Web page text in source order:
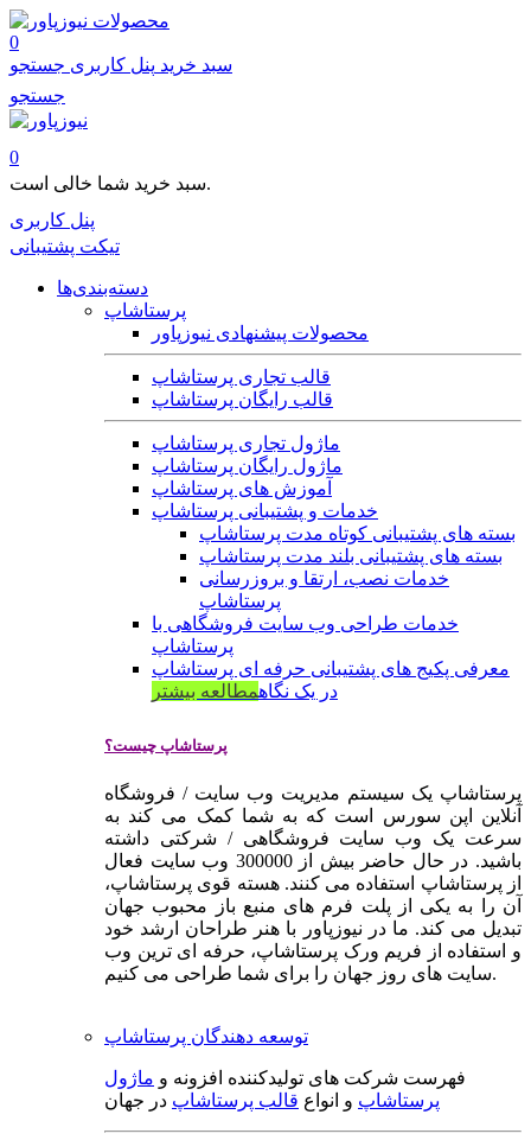
محصولات
0
سبد خرید پنل کاربری جستجو
جستجو
0
سبد خرید شما خالی است.
پنل کاربری
تیکت پشتیبانی
دسته‌بندی‌ها
پرستاشاپ
محصولات پیشنهادی نیوزپاور
قالب تجاری پرستاشاپ
قالب رایگان پرستاشاپ
ماژول تجاری پرستاشاپ
ماژول رایگان پرستاشاپ
آموزش های پرستاشاپ
خدمات و پشتیبانی پرستاشاپ
بسته های پشتیبانی کوتاه مدت پرستاشاپ
بسته های پشتیبانی بلند مدت پرستاشاپ
خدمات نصب، ارتقا و بروزرسانی
پرستاشاپ
خدمات طراحی وب سایت فروشگاهی با
پرستاشاپ
معرفی پکیج های پشتیبانی حرفه ای پرستاشاپ
در یک نگاهمطالعه بیشتر
پرستاشاپ چیست؟
پرستاشاپ یک سیستم مدیریت وب سایت / فروشگاه
آنلاین اپن سورس است که به شما کمک می کند به
سرعت یک وب سایت فروشگاهی / شرکتی داشته
باشید. در حال حاضر بیش از 300000 وب سایت فعال
از پرستاشاپ استفاده می کنند. هسته قوی پرستاشاپ،
آن را به یکی از پلت فرم های منبع باز محبوب جهان
تبدیل می کند. ما در نیوزپاور با هنر طراحان ارشد خود
و استفاده از فریم ورک پرستاشاپ، حرفه ای ترین وب
سایت های روز جهان را برای شما طراحی می کنیم.
توسعه دهندگان پرستاشاپ
فهرست شرکت های تولیدکننده افزونه و ماژول
پرستاشاپ و انواع قالب پرستاشاپ در جهان